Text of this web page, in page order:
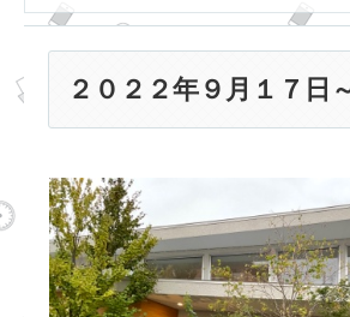
２０２２年９月１７日